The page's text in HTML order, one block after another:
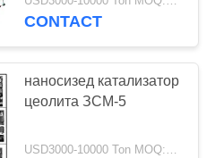
5
43
CONTACT
наносизед катализатор
цеолита ЗСМ-5
USD3000-10000 Ton MOQ:1 кг